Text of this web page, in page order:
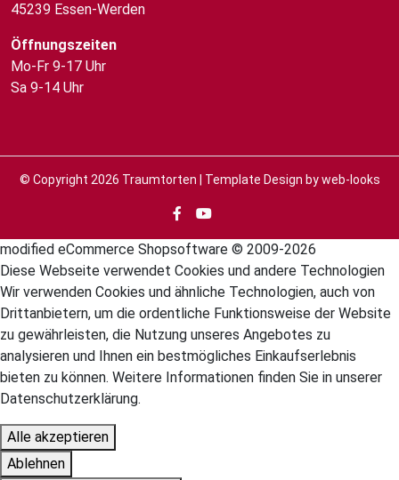
45239 Essen-Werden
Öffnungszeiten
Mo-Fr 9-17 Uhr
Sa 9-14 Uhr
© Copyright 2026 Traumtorten | Template Design byweb-looks
modified eCommerce Shopsoftware © 2009-2026
Diese Webseite verwendet Cookies und andere Technologien
Wir verwenden Cookies und ähnliche Technologien, auch von
Drittanbietern, um die ordentliche Funktionsweise der Website
zu gewährleisten, die Nutzung unseres Angebotes zu
analysieren und Ihnen ein bestmögliches Einkaufserlebnis
bieten zu können. Weitere Informationen finden Sie in unserer
Datenschutzerklärung.
Alle akzeptieren
Ablehnen